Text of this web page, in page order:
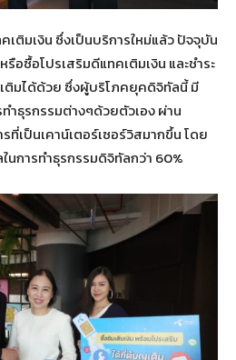
ติมเงิน ซึ่งเป็นบริการใหม่แล้ว ปัจจุบัน
อซื้อโปรเสริมดีแทคเติมเงิน และชำระ
ติมได้ด้วย ซึ่งผู้บริโภคยุคดิจิทัลนี้ มี
ำธุรกรรมต่างๆด้วยตัวเอง ผ่าน
ที่เป็นเคาน์เตอร์เซอร์วิสมากขึ้น โดย
นการทำธุรกรรมดิจิทัลกว่า 60%